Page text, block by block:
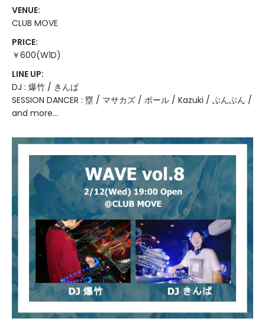
VENUE:
CLUB MOVE
PRICE:
￥600(W1D)
LINE UP:
DJ : 爆竹 / きんぱ
SESSION DANCER : 塁 / マサカズ / ポール / Kazuki / ぶんぶん /
and more...